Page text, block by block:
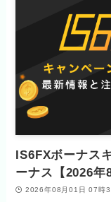
IS6FXボーナス
ーナス【2026年
2026年08月01日 07時